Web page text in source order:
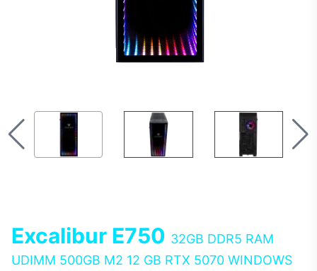
Excalibur E750 32GB DDR5 RAM
UDIMM 500GB M2 12 GB RTX 5070 WINDOWS